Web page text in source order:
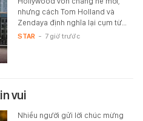
nhưng cách Tom Holland và
Zendaya định nghĩa lại cụm từ…
STAR - 7 giờ trước
vui
Nhiều người gửi lời chúc mừng